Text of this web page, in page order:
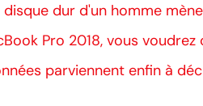
dur d'un homme
Pro 2018, vous
parviennent enfin à